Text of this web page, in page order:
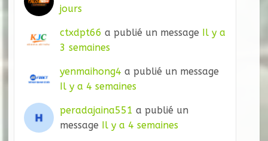
jours
ctxdpt66 a publié un message Il y a
3 semaines
yenmaihong4 a publié un message
Il y a 4 semaines
peradajaina551 a publié un
message Il y a 4 semaines